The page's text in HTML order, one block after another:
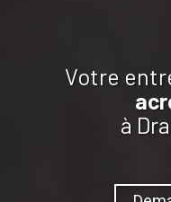
Votre
à